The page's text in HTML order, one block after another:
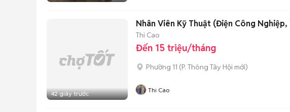
42 giây trước
Nhân Viên Kỹ Thuật (Điện Công
Thi Cao
Đến 15 triệu/tháng
Phường 11 (P. Thông Tây Hội mới)
Thi Cao